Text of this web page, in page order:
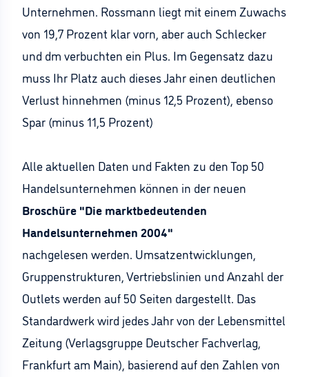
Unternehmen. Rossmann liegt mit einem Zuwachs
von 19,7 Prozent klar vorn, aber auch Schlecker
und dm verbuchten ein Plus. Im Gegensatz dazu
muss Ihr Platz auch dieses Jahr einen deutlichen
Verlust hinnehmen (minus 12,5 Prozent), ebenso
Spar (minus 11,5 Prozent)
Alle aktuellen Daten und Fakten zu den Top 50
Handelsunternehmen können in der neuen
Broschüre "Die marktbedeutenden
Handelsunternehmen 2004"
nachgelesen werden. Umsatzentwicklungen,
Gruppenstrukturen, Vertriebslinien und Anzahl der
Outlets werden auf 50 Seiten dargestellt. Das
Standardwerk wird jedes Jahr von der Lebensmittel
Zeitung (Verlagsgruppe Deutscher Fachverlag,
Frankfurt am Main), basierend auf den Zahlen von